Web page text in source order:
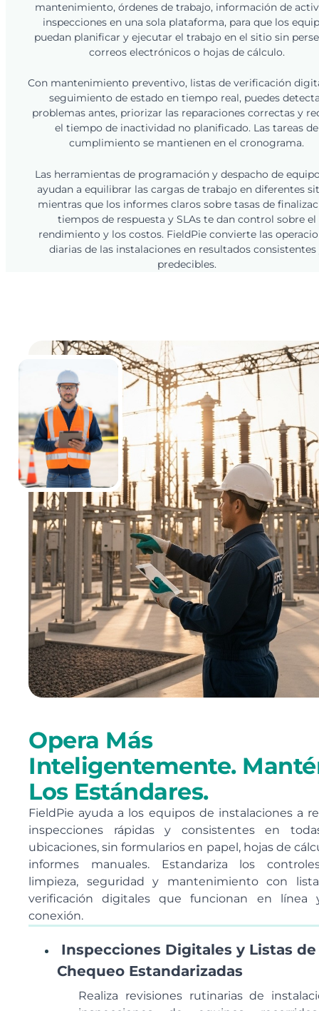
mantenimiento, órdenes de trabajo, información de
inspecciones en una sola plataforma, para que los
puedan planificar y ejecutar el trabajo en el sitio sin
correos electrónicos o hojas de cálculo.
Con mantenimiento preventivo, listas de verificación
seguimiento de estado en tiempo real, puedes
problemas antes, priorizar las reparaciones correctas y
el tiempo de inactividad no planificado. Las tareas de
cumplimiento se mantienen en el cronograma.
Las herramientas de programación y despacho de
ayudan a equilibrar las cargas de trabajo en diferentes
mientras que los informes claros sobre tasas de
tiempos de respuesta y SLAs te dan control sobre el
rendimiento y los costos. FieldPie convierte las
diarias de las instalaciones en resultados consistentes
predecibles.
Opera Más
Inteligentemente.
Los Estándares.
FieldPie ayuda a los equipos de instalaciones a
inspecciones rápidas y consistentes en
ubicaciones, sin formularios en papel, hojas de
informes manuales. Estandariza los
limpieza, seguridad y mantenimiento con
verificación digitales que funcionan en línea
conexión.
Inspecciones Digitales y Listas de
Chequeo Estandarizadas
Realiza revisiones rutinarias de